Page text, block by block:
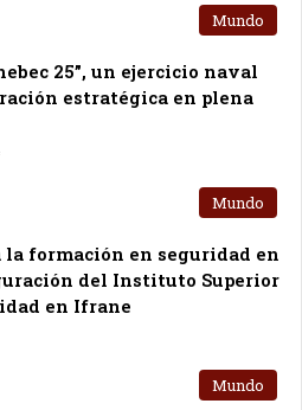
Mundo
25”, un ejercicio naval
estratégica en plena
Mundo
formación en seguridad en
del Instituto Superior
en Ifrane
Mundo